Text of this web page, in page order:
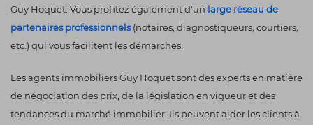
Guy Hoquet. Vous profitez également d'un large réseau de
partenaires professionnels(notaires, diagnostiqueurs, courtiers,
etc.) qui vous facilitent les démarches.
Les agents immobiliers Guy Hoquet sont des experts en matière
de négociation des prix, de la législation en vigueur et des
tendances du marché immobilier. Ils peuvent aider les clients à